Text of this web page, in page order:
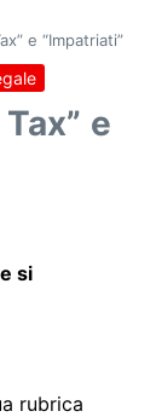
e “Impatriati”
e
si
rubrica